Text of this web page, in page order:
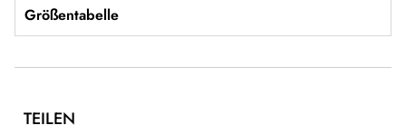
Größentabelle
TEILEN